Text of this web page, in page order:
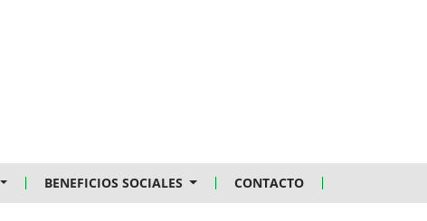
BENEFICIOS SOCIALES CONTACTO